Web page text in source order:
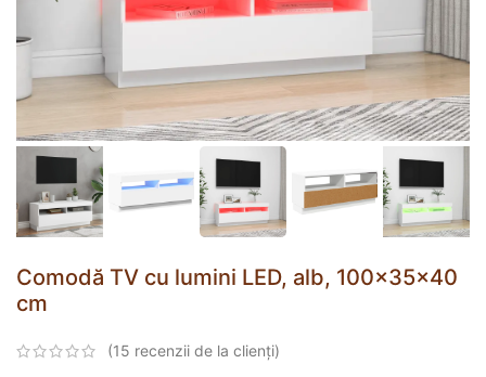
Comodă TV cu lumini LED, alb, 100x35x40
cm
(15 recenzii de la clienți)